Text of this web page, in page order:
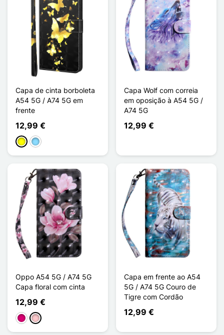
Capa de cinta borboleta
A54 5G / A74 5G em
frente
12,99 €
AmareloAzul Claro
Capa Wolf com correia
em oposição à A54 5G /
A74 5G
12,99 €
Oppo A54 5G / A74 5G
Capa floral com cinta
12,99 €
Magenta
Rosa
Capa em frente ao A54
5G / A74 5G Couro de
Tigre com Cordão
12,99 €